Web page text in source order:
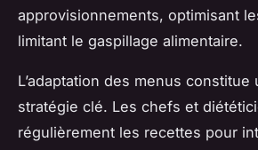
approvisionnements, optimisant
limitant le gaspillage alimentaire.
L’adaptation des menus constitue
stratégie clé. Les chefs et
régulièrement les recettes pour